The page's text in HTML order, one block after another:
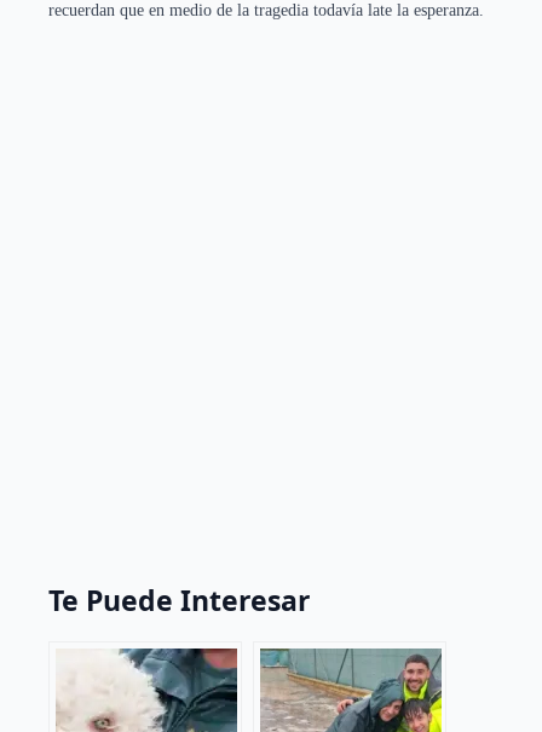
recuerdan que en medio de la tragedia todavía late la esperanza.
Te Puede Interesar